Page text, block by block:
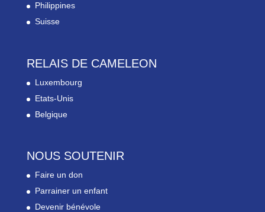
Philippines
Suisse
RELAIS DE CAMELEON
Luxembourg
Etats-Unis
Belgique
NOUS SOUTENIR
Faire un don
Parrainer un enfant
Devenir bénévole